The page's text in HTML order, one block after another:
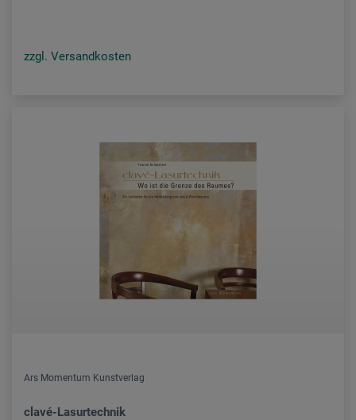
zzgl. Versandkosten
Ars Momentum Kunstverlag
clavé-Lasurtechnik